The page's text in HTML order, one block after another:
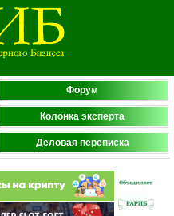
Форум
Колонка эксперта
Деловая переписка